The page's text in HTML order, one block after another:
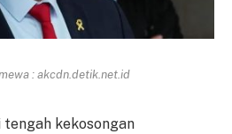
: akcdn.detik.net.id
kekosongan